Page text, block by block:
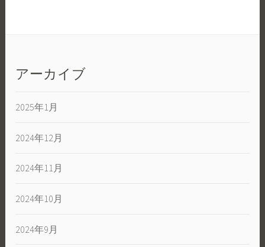
アーカイブ
2025年1月
2024年12月
2024年11月
2024年10月
2024年9月